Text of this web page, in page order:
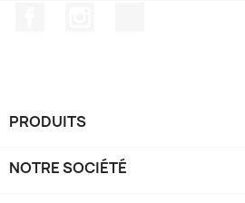
PRODUITS
NOTRE SOCIÉTÉ